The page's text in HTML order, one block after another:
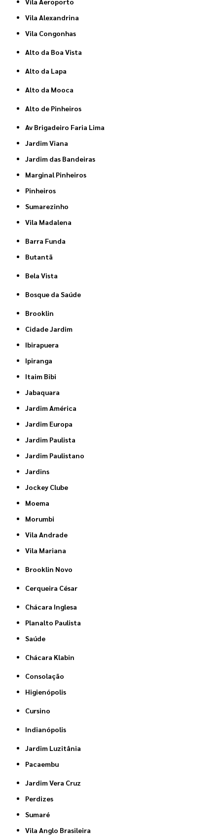
Vila Alexandrina
Vila Congonhas
Alto da Boa Vista
Alto da Lapa
Alto da Mooca
Alto de Pinheiros
Av Brigadeiro Faria Lima
Jardim Viana
Jardim das Bandeiras
Marginal Pinheiros
Pinheiros
Sumarezinho
Vila Madalena
Barra Funda
Butantã
Bela Vista
Bosque da Saúde
Brooklin
Cidade Jardim
Ibirapuera
Ipiranga
Itaim Bibi
Jabaquara
Jardim América
Jardim Europa
Jardim Paulista
Jardim Paulistano
Jardins
Jockey Clube
Moema
Morumbi
Vila Andrade
Vila Mariana
Brooklin Novo
Cerqueira César
Chácara Inglesa
Planalto Paulista
Saúde
Chácara Klabin
Consolação
Higienópolis
Cursino
Indianópolis
Jardim Luzitânia
Pacaembu
Jardim Vera Cruz
Perdizes
Sumaré
Vila Anglo Brasileira